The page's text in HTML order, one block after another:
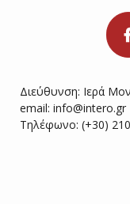
Διεύθυνση: Ιερά
email: info@intero.gr
Τηλέφωνο: (+30)